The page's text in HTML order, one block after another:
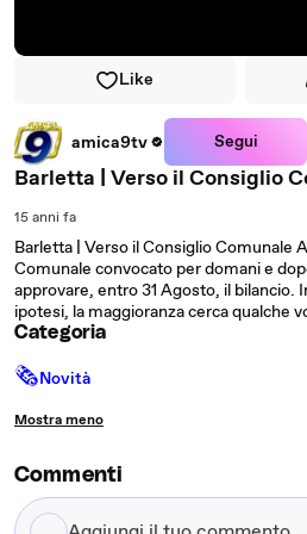
Like
amica9tv Segui
Barletta | Verso il Consiglio
15 anni fa
Barletta | Verso il Consiglio Comunale
Comunale convocato per domani e
approvare, entro 31 Agosto, il
ipotesi, la maggioranza cerca qualche
Categoria
🗞Novità
Mostra meno
Commenti